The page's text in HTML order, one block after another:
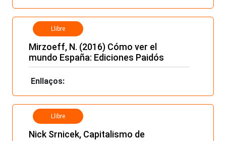
Llibre
Mirzoeff, N. (2016) Cómo ver el
mundo España: Ediciones Paidós
Enllaços:
Llibre
Nick Srnicek, Capitalismo de